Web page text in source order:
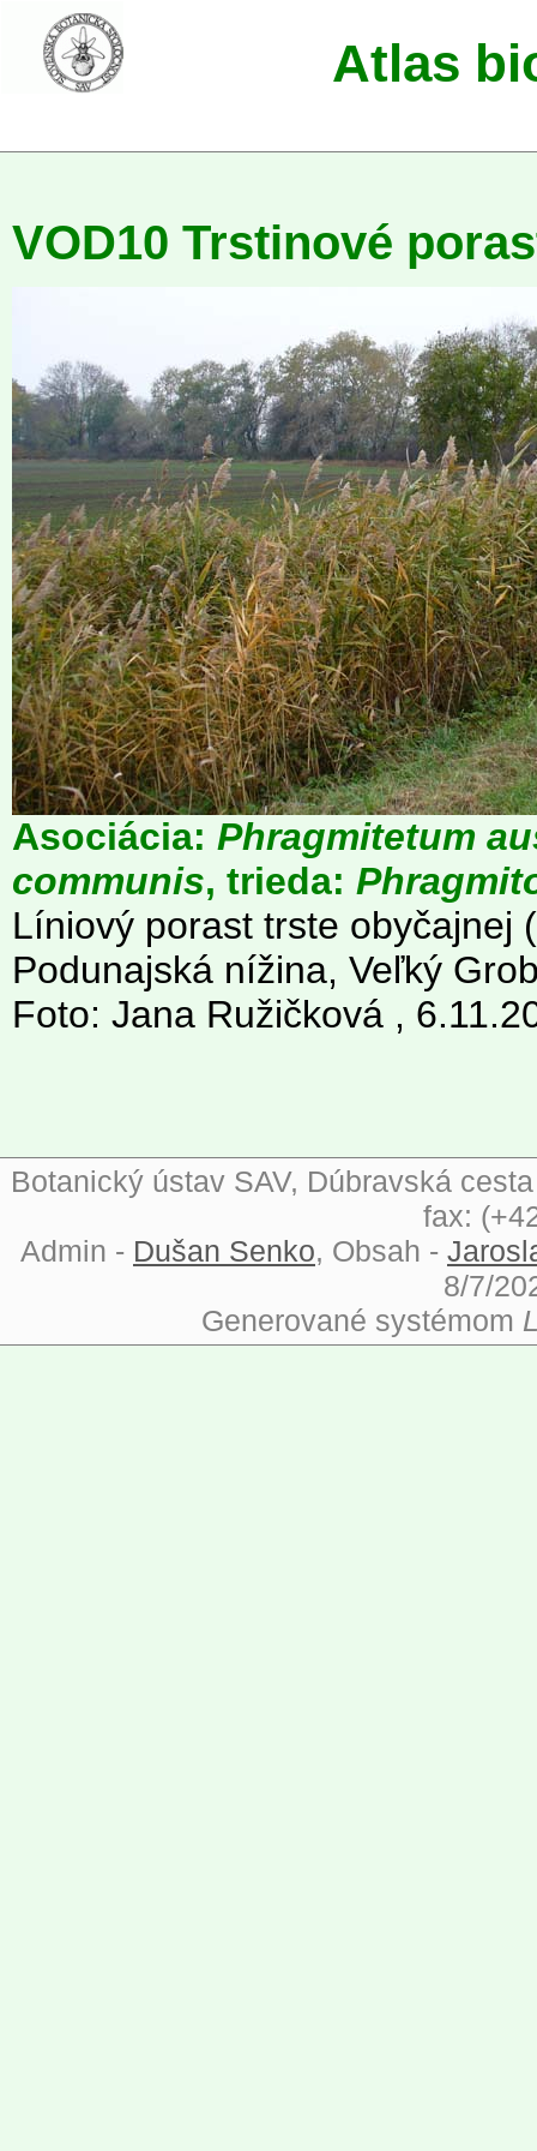
Atlas
VOD10 Trstinové
Asociácia: Phragmitetum
communis, trieda:
Líniový porast trste obyčajnej (
Podunajská nížina, Veľký
Foto: Jana Ružičková ,
Botanický ústav SAV, Dúbravská
fax:
Admin - Dušan Senko, Obsah -
8/7/
Generované systémom